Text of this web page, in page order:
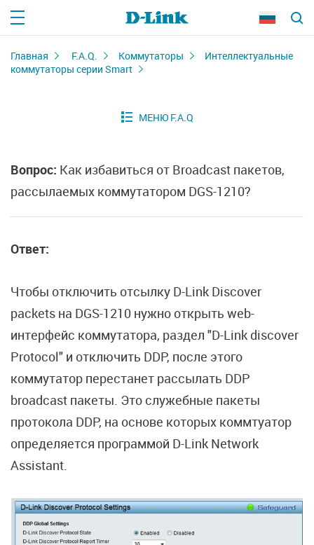
Главная F.A.Q. Коммутаторы
Интеллектуальные
коммутаторы серии Smart
Вопрос: Как избавиться от Broadcast пакетов,
рассылаемых коммутатором DGS-1210?
Ответ:
Чтобы отключить отсылку D-Link Discover
packets на DGS-1210 нужно открыть web-
интерфейс коммутатора, раздел "D-Link discover
Protocol" и отключить DDP, после этого
коммутатор перестанет рассылать DDP
broadcast пакеты. Это служебные пакеты
протокола DDP, на основе которых коммтуатор
определяется программой D-Link Network
Assistant.